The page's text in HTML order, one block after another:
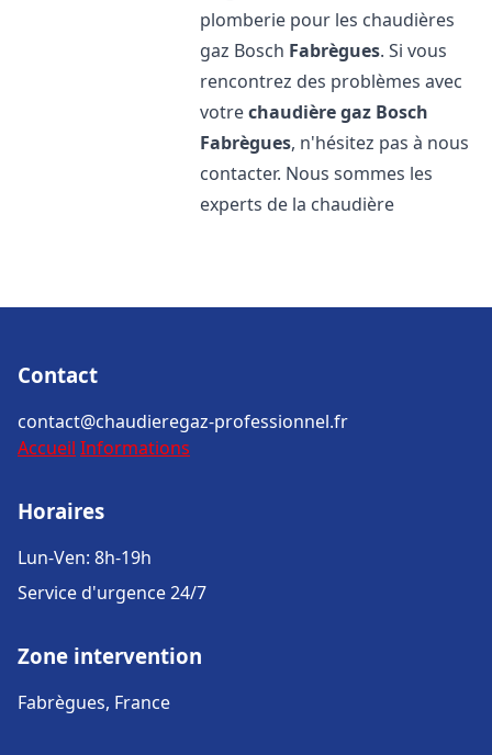
plomberie pour les chaudières
gaz Bosch Fabrègues. Si vous
rencontrez des problèmes avec
votrechaudière gaz Bosch
Fabrègues, n'hésitez pas à nous
contacter. Nous sommes les
experts de la chaudière
Contact
contact@chaudieregaz-professionnel.fr
Accueil Informations
Horaires
Lun-Ven: 8h-19h
Service d'urgence 24/7
Zone intervention
Fabrègues, France